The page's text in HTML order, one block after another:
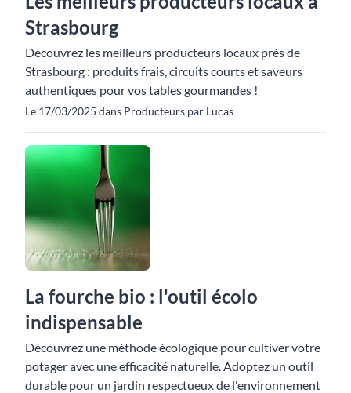
Strasbourg
Découvrez les meilleurs producteurs locaux près de
Strasbourg : produits frais, circuits courts et saveurs
authentiques pour vos tables gourmandes !
Le 17/03/2025 dans Producteurs par Lucas
La fourche bio : l'outil écolo
indispensable
Découvrez une méthode écologique pour cultiver votre
potager avec une efficacité naturelle. Adoptez un outil
durable pour un jardin respectueux de l'environnement